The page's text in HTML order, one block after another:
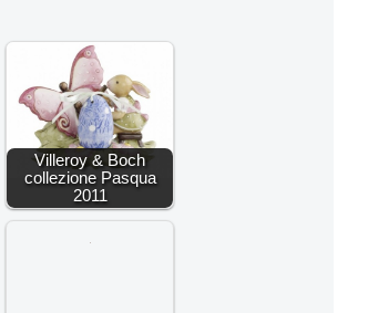
Villeroy & Boch
collezione Pasqua
2011